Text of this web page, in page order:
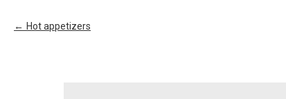
Hot appetizers